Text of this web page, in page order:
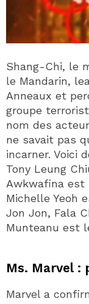
Shang-Chi, le
le Mandarin,
Anneaux et
groupe
nom des
ne savait pas
incarner. Voici
Tony Leung
Awkwafina est
Michelle Yeoh
Jon Jon, Fala
Munteanu est
Ms. Marvel :
Marvel a